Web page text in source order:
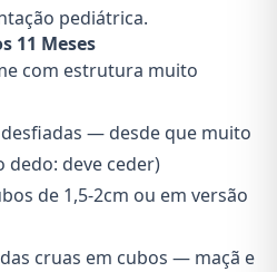
pediátrica.
11 Meses
com estrutura muito
— desde que muito
dedo: deve ceder)
de 1,5-2cm ou em versão
cruas em cubos — maçã e